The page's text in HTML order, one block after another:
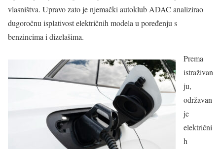
vlasništva. Upravo zato je njemački autoklub ADAC analizirao
dugoročnu isplativost električnih modela u poređenju s
benzincima i dizelašima.
Prema
istraživan
ju,
održavan
je
električni
h